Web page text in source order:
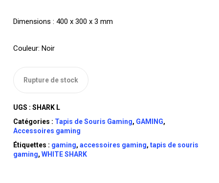
Dimensions : 400 x 300 x 3 mm
Couleur: Noir
Rupture de stock
UGS : SHARK L
Catégories : Tapis de Souris Gaming, GAMING,
Accessoires gaming
Étiquettes : gaming, accessoires gaming, tapis de souris
gaming, WHITE SHARK